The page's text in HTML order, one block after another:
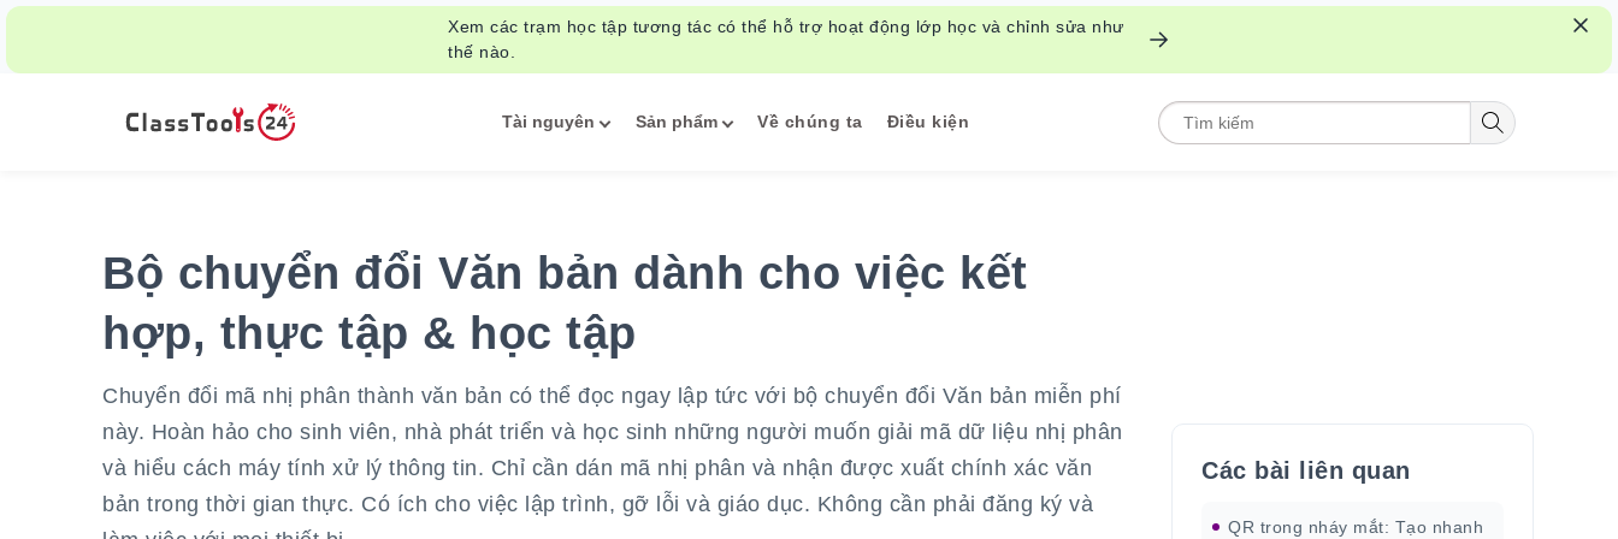
Xem các trạm học tập tương tác có thể hỗ trợ hoạt động lớp học và chỉnh sửa như
thế nào.
Tài nguyên Sản phẩm Về chúng ta Điều kiện
Bộ chuyển đổi Văn bản dành cho việc kết
hợp, thực tập & học tập
Chuyển đổi mã nhị phân thành văn bản có thể đọc ngay lập tức với bộ chuyển đổi Văn bản miễn phí
này. Hoàn hảo cho sinh viên, nhà phát triển và học sinh những người muốn giải mã dữ liệu nhị phân
và hiểu cách máy tính xử lý thông tin. Chỉ cần dán mã nhị phân và nhận được xuất chính xác văn
bản trong thời gian thực. Có ích cho việc lập trình, gỡ lỗi và giáo dục. Không cần phải đăng ký và
Các bài liên quan
QR trong nháy mắt: Tạo nhanh